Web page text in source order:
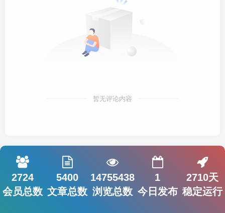
暂无评论内容
2724
会员总数
5400
文章总数
14755438
浏览总数
1
今日发布
2710天
稳定运行